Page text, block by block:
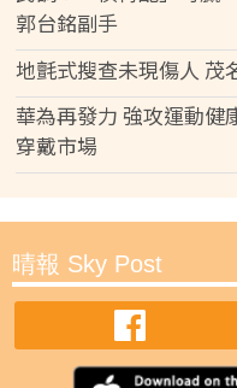
郭台銘副手
地氈式搜查未現傷人 茂
華為再發力 強攻運動健
穿戴市場
晴報 Sky Post